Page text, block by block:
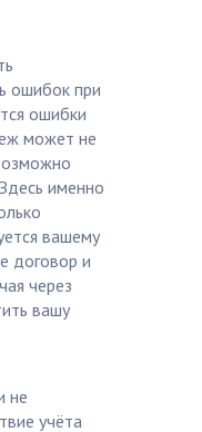
ошибок при
ошибки
может не
именно
вашему
договор и
через
вашу
не
учёта